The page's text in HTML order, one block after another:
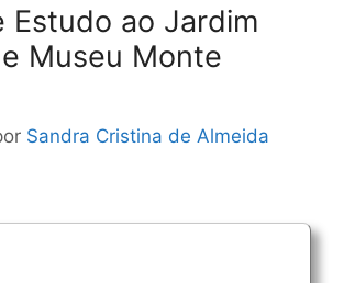
Estudo ao Jardim
Museu Monte
Sandra Cristina de Almeida